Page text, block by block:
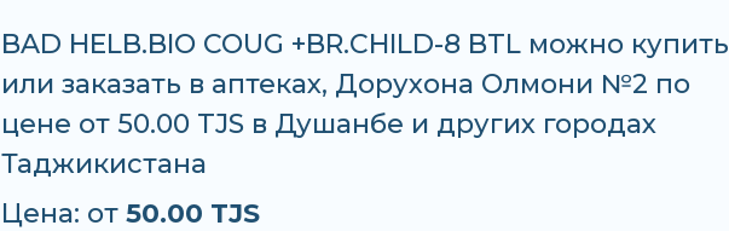
BAD HELB.BIO COUG +BR.CHILD-8 BTL можно купить
или заказать в аптеках, Дорухона Олмони №2 по
цене от 50.00 TJS в Душанбе и других городах
Таджикистана
Цена: от 50.00 TJS